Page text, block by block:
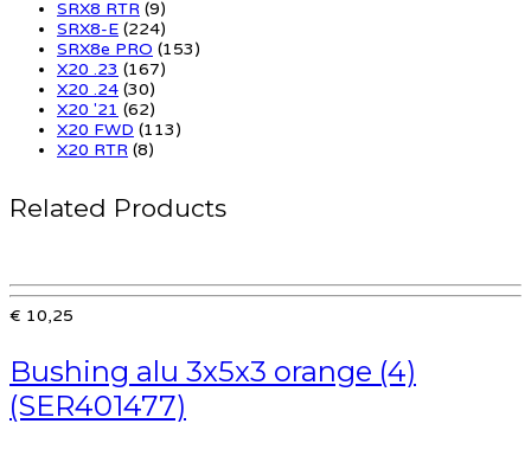
SRX8 RTR (9)
SRX8-E (224)
SRX8e PRO (153)
X20 .23 (167)
X20 .24 (30)
X20 '21 (62)
X20 FWD (113)
X20 RTR (8)
Related Products
€ 10,25
Bushing alu 3x5x3 orange (4)
(SER401477)